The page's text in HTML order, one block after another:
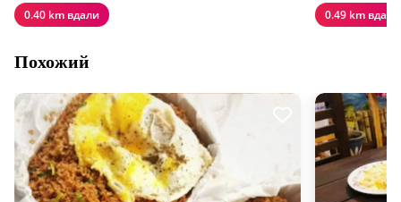
0.40 km вдали 0.49 km вдали
Похожий